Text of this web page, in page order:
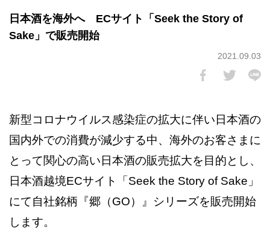
日本酒を海外へ ECサイト「Seek the Story of
Sake」で販売開始
2021.09.03
新型コロナウイルス感染症の拡大に伴い日本酒の
国内外での消費が減少する中、海外のお客さまに
とって関心の高い日本酒の販売拡大を目的とし、
日本酒越境ECサイト「Seek the Story of Sake」
にて自社銘柄『郷（GO）』シリーズを販売開始
します。